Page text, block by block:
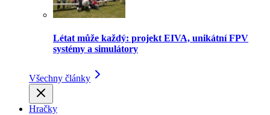
Létat může každý: projekt EIVA, unikátní FPV
systémy a simulátory
Všechny články
Hračky